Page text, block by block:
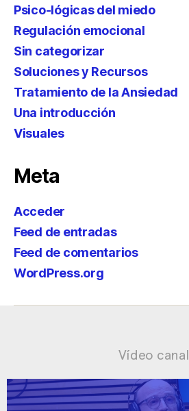
Psico-lógicas del miedo
Regulación emocional
Sin categorizar
Soluciones y Recursos
Tratamiento de la Ansiedad
Una introducción
Visuales
Meta
Acceder
Feed de entradas
Feed de comentarios
WordPress.org
Vídeo canal